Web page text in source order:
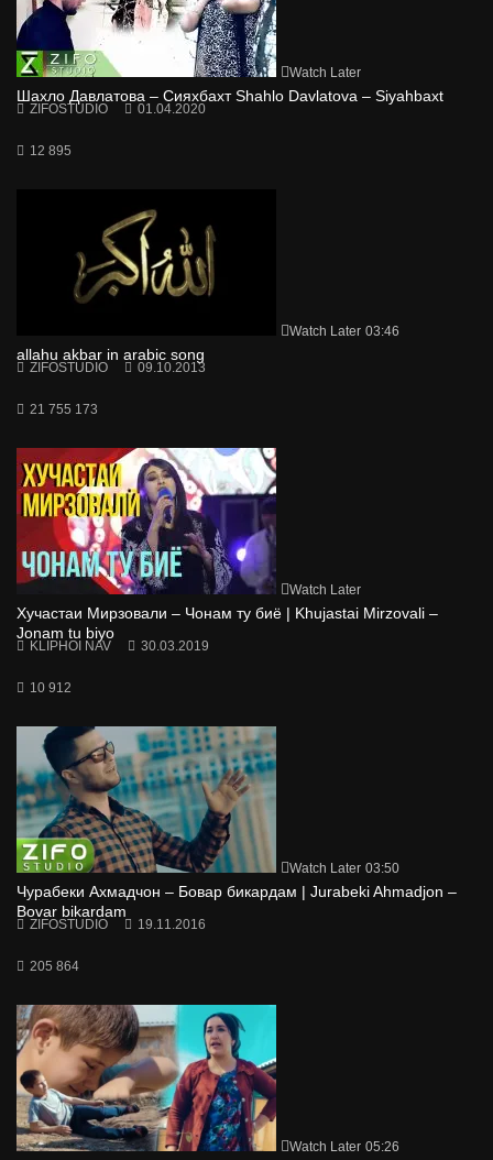
Watch Later
Шахло Давлатова – Сияхбахт Shahlo Davlatova – Siyahbaxt
ZIFOSTUDIO 01.04.2020
12 895
Watch Later 03:46
allahu akbar in arabic song
ZIFOSTUDIO 09.10.2013
21 755 173
Watch Later
Хучастаи Мирзовали – Чонам ту биё | Khujastai Mirzovali –
Jonam tu biyo
KLIPHOI NAV 30.03.2019
10 912
Watch Later 03:50
Чурабеки Ахмадчон – Бовар бикардам | Jurabeki Ahmadjon –
Bovar bikardam
ZIFOSTUDIO 19.11.2016
205 864
Watch Later 05:26